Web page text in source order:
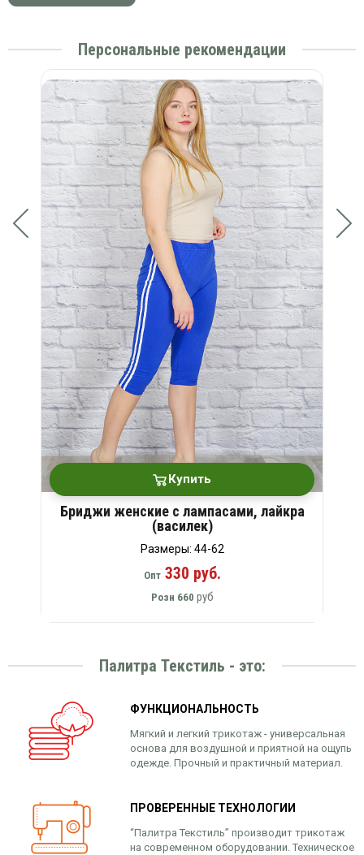
Персональные рекомендации
Купить
Бриджи женские с лампасами, лайкра
(василек)
Размеры: 44-62
Опт330 руб.
Розн 660 руб
Палитра Текстиль - это:
ФУНКЦИОНАЛЬНОСТЬ
Мягкий и легкий трикотаж - универсальная
основа для воздушной и приятной на ощупь
одежде. Прочный и практичный материал.
ПРОВЕРЕННЫЕ ТЕХНОЛОГИИ
“Палитра Текстиль” производит трикотаж
на современном оборудовании. Техническое